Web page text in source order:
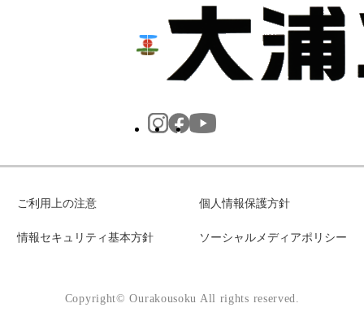
ご利用上の注意 個人情報保護方針
情報セキュリティ基本方針 ソーシャルメディアポリシー
Copyright© Ourakousoku All rights reserved.